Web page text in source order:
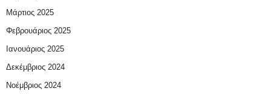
Μάρτιος 2025
Φεβρουάριος 2025
Ιανουάριος 2025
Δεκέμβριος 2024
Νοέμβριος 2024